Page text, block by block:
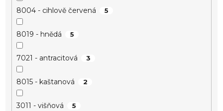
8004 - cihlově červená 5
8019 - hnědá 5
7021 - antracitová 3
8015 - kaštanová 2
3011 - višňová 5